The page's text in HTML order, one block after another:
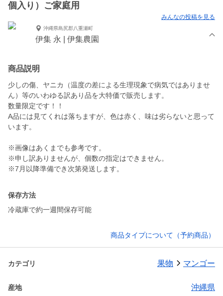
個入り）ご家庭用
みんなの投稿を見る
沖縄県島尻郡八重瀬町
伊集 永 | 伊集農園
商品説明
少しの傷、ヤニカ（温度の差による生理現象で病気ではありませ
ん）等のいわゆる訳あり品を大特価で販売します。
数量限定です！！
A品には見てくれは落ちますが、色は赤く、味は劣らないと思って
います。
※画像はあくまでも参考です。
※申し訳ありませんが、個数の指定はできません。
※7月以降準備でき次第発送します。
保存方法
冷蔵庫で約一週間保存可能
商品タイプについて（予約商品）
カテゴリ 果物 マンゴー
産地 沖縄県